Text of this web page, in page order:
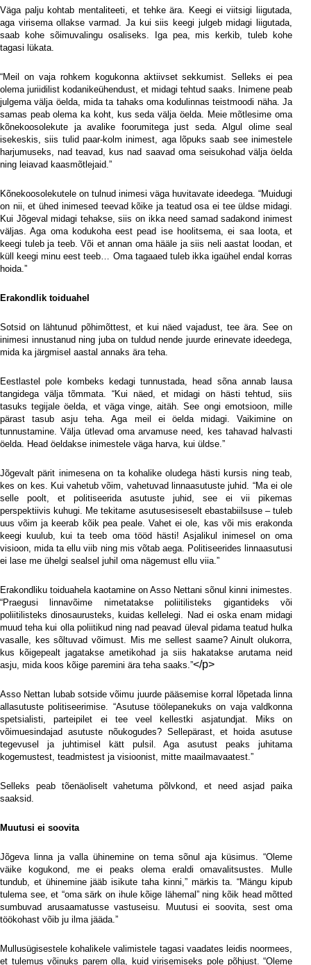
Väga palju kohtab mentaliteeti, et tehke ära. Keegi ei viitsigi liigutada,
aga virisema ollakse varmad. Ja kui siis keegi julgeb midagi liigutada,
saab kohe sõimuvalingu osaliseks. Iga pea, mis kerkib, tuleb kohe
tagasi lükata.
“Meil on vaja rohkem kogukonna aktiivset sekkumist. Selleks ei pea
olema juriidilist kodanikeühendust, et midagi tehtud saaks. Inimene peab
julgema välja öelda, mida ta tahaks oma kodulinnas teistmoodi näha. Ja
samas peab olema ka koht, kus seda välja öelda. Meie mõtlesime oma
kõnekoosolekute ja avalike foorumitega just seda. Algul olime seal
isekeskis, siis tulid paar-kolm inimest, aga lõpuks saab see inimestele
harjumuseks, nad teavad, kus nad saavad oma seisukohad välja öelda
ning leiavad kaasmõtlejaid.”
Kõnekoosolekutele on tulnud inimesi väga huvitavate ideedega. “Muidugi
on nii, et ühed inimesed teevad kõike ja teatud osa ei tee üldse midagi.
Kui Jõgeval midagi tehakse, siis on ikka need samad sadakond inimest
väljas. Aga oma kodukoha eest pead ise hoolitsema, ei saa loota, et
keegi tuleb ja teeb. Või et annan oma hääle ja siis neli aastat loodan, et
küll keegi minu eest teeb… Oma tagaaed tuleb ikka igaühel endal korras
hoida.”
Erakondlik toiduahel
Sotsid on lähtunud põhimõttest, et kui näed vajadust, tee ära. See on
inimesi innustanud ning juba on tuldud nende juurde erinevate ideedega,
mida ka järgmisel aastal annaks ära teha.
Eestlastel pole kombeks kedagi tunnustada, head sõna annab lausa
tangidega välja tõmmata. “Kui näed, et midagi on hästi tehtud, siis
tasuks tegijale öelda, et väga vinge, aitäh. See ongi emotsioon, mille
pärast tasub asju teha. Aga meil ei öelda midagi. Vaikimine on
tunnustamine. Välja ütlevad oma arvamuse need, kes tahavad halvasti
öelda. Head öeldakse inimestele väga harva, kui üldse.”
Jõgevalt pärit inimesena on ta kohalike oludega hästi kursis ning teab,
kes on kes. Kui vahetub võim, vahetuvad linnaasutuste juhid. “Ma ei ole
selle poolt, et politiseerida asutuste juhid, see ei vii pikemas
perspektiivis kuhugi. Me tekitame asutusesiseselt ebastabiilsuse – tuleb
uus võim ja keerab kõik pea peale. Vahet ei ole, kas või mis erakonda
keegi kuulub, kui ta teeb oma tööd hästi! Asjalikul inimesel on oma
visioon, mida ta ellu viib ning mis võtab aega. Politiseerides linnaasutusi
ei lase me ühelgi sealsel juhil oma nägemust ellu viia.”
Erakondliku toiduahela kaotamine on Asso Nettani sõnul kinni inimestes.
“Praegusi linnavõime nimetatakse poliitilisteks gigantideks või
poliitilisteks dinosaurusteks, kuidas kellelegi. Nad ei oska enam midagi
muud teha kui olla poliitikud ning nad peavad üleval pidama teatud hulka
vasalle, kes sõltuvad võimust. Mis me sellest saame? Ainult olukorra,
kus kõigepealt jagatakse ametikohad ja siis hakatakse arutama neid
asju, mida koos kõige paremini ära teha saaks.”</p>
Asso Nettan lubab sotside võimu juurde pääsemise korral lõpetada linna
allasutuste politiseerimise. “Asutuse töölepanekuks on vaja valdkonna
spetsialisti, parteipilet ei tee veel kellestki asjatundjat. Miks on
võimuesindajad asutuste nõukogudes? Sellepärast, et hoida asutuse
tegevusel ja juhtimisel kätt pulsil. Aga asutust peaks juhitama
kogemustest, teadmistest ja visioonist, mitte maailmavaatest.”
Selleks peab tõenäoliselt vahetuma põlvkond, et need asjad paika
saaksid.
Muutusi ei soovita
Jõgeva linna ja valla ühinemine on tema sõnul aja küsimus. “Oleme
väike kogukond, me ei peaks olema eraldi omavalitsustes. Mulle
tundub, et ühinemine jääb isikute taha kinni,” märkis ta. “Mängu kipub
tulema see, et “oma särk on ihule kõige lähemal” ning kõik head mõtted
sumbuvad arusaamatusse vastuseisu. Muutusi ei soovita, sest oma
töökohast võib ju ilma jääda.”
Mullusügisestele kohalikele valimistele tagasi vaadates leidis noormees,
et tulemus võinuks parem olla, kuid virisemiseks pole põhjust. “Oleme